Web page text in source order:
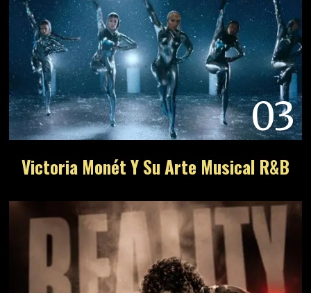
03
Victoria Monét Y Su Arte Musical R&B